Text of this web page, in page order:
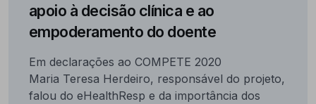
apoio à decisão clínica e ao
empoderamento do doente
Em declarações ao COMPETE 2020
Maria Teresa Herdeiro, responsável do projeto,
falou do eHealthResp e da importância dos